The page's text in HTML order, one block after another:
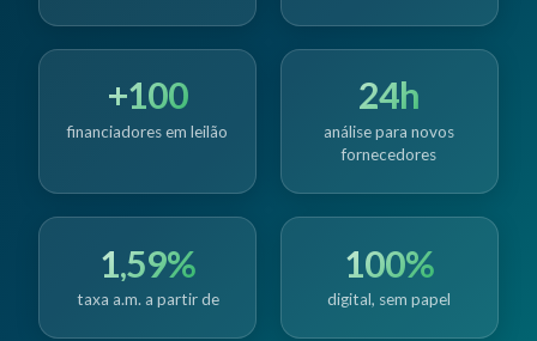
+100
financiadores em leilão
24h
análise para novos
fornecedores
1,59%
taxa a.m. a partir de
100%
digital, sem papel